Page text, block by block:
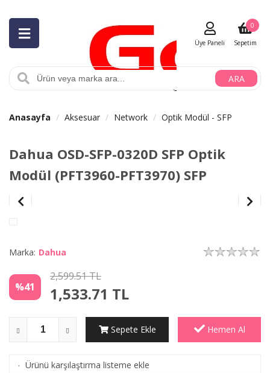
ARA
Üye Paneli Sepetim
0
Anasayfa Aksesuar Network Optik Modül - SFP
Dahua OSD-SFP-0320D SFP Optik
Modül (PFT3960-PFT3970) SFP
Marka: Dahua
%41
2,599.51 TL
1,533.71 TL
Sepete Ekle Hemen Al
· Ürünü karşılaştırma listeme ekle